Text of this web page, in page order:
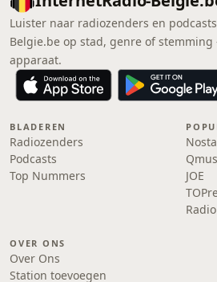
Luister naar radiozenders en
Belgie.be op stad, genre of
apparaat.
BLADEREN
Radiozenders
Podcasts
Top Nummers
JOE
OVER ONS
Over Ons
Station toevoegen